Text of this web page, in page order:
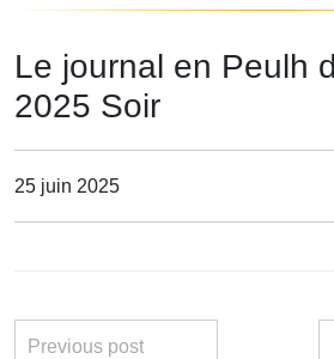
Le journal en Peulh
2025 Soir
25 juin 2025
Previous post